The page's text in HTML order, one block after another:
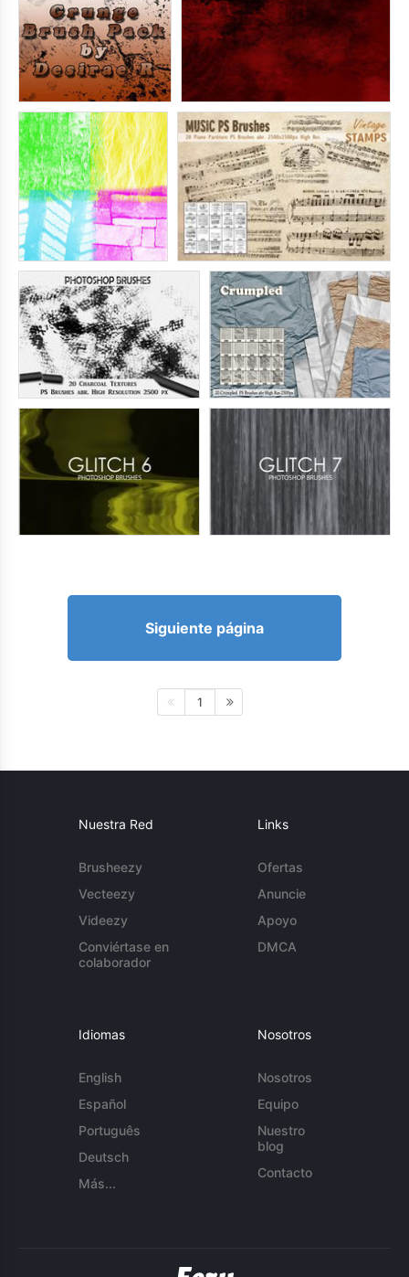
Siguiente página
1
Nuestra Red
Brusheezy
Vecteezy
Videezy
Conviértase en
colaborador
Links
Ofertas
Anuncie
Apoyo
DMCA
Idiomas
English
Español
Português
Deutsch
Más...
Nosotros
Nosotros
Equipo
Nuestro
blog
Contacto